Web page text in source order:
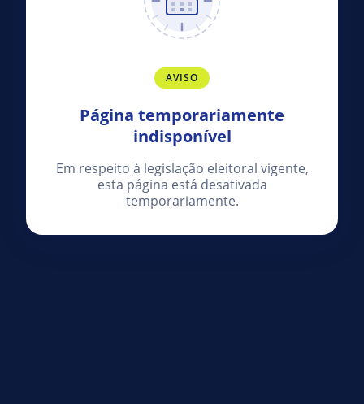
AVISO
Página temporariamente
indisponível
Em respeito à legislação eleitoral vigente,
esta página está desativada
temporariamente.